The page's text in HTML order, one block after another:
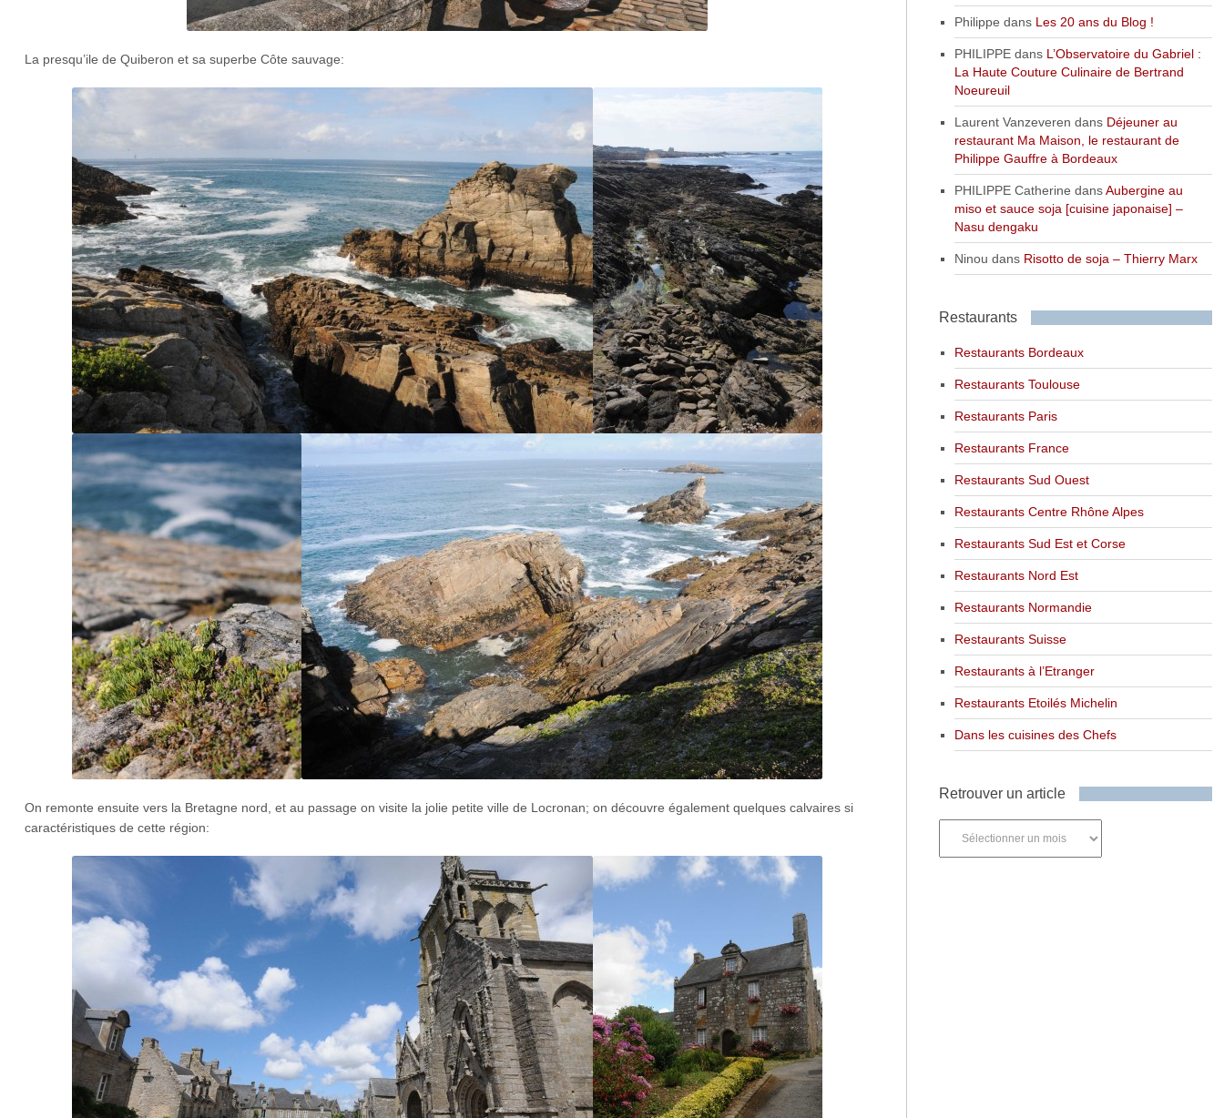
La presqu’ile de Quiberon et sa superbe Côte sauvage:
On remonte ensuite vers la Bretagne nord, et au passage on visite la jolie petite ville de Locronan; on découvre également quelques calvaires si
caractéristiques de cette région:
Philippe dans Les 20 ans du Blog !
PHILIPPEdans L’Observatoire du Gabriel :
La Haute Couture Culinaire de Bertrand
Noeureuil
Laurent Vanzeveren dans Déjeuner au
restaurant Ma Maison, le restaurant de
Philippe Gauffre à Bordeaux
PHILIPPE Catherine dansAubergine au
miso et sauce soja [cuisine japonaise] –
Nasu dengaku
Ninou dans Risotto de soja – Thierry Marx
Restaurants
Restaurants Bordeaux
Restaurants Toulouse
Restaurants Paris
Restaurants France
Restaurants Sud Ouest
Restaurants Centre Rhône Alpes
Restaurants Sud Est et Corse
Restaurants Nord Est
Restaurants Normandie
Restaurants Suisse
Restaurants à l’Etranger
Restaurants Etoilés Michelin
Dans les cuisines des Chefs
Retrouver un article